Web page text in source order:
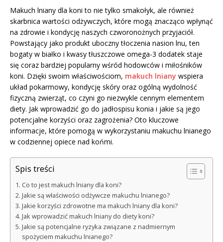
Makuch lniany dla koni to nie tylko smakołyk, ale również
skarbnica wartości odżywczych, które mogą znacząco wpłynąć
na zdrowie i kondycję naszych czworonożnych przyjaciół.
Powstający jako produkt uboczny tłoczenia nasion lnu, ten
bogaty w białko i kwasy tłuszczowe omega-3 dodatek staje
się coraz bardziej popularny wśród hodowców i miłośników
koni. Dzięki swoim właściwościom, makuch lniany wspiera
układ pokarmowy, kondycję skóry oraz ogólną wydolność
fizyczną zwierząt, co czyni go niezwykle cennym elementem
diety. Jak wprowadzić go do jadłospisu konia i jakie są jego
potencjalne korzyści oraz zagrożenia? Oto kluczowe
informacje, które pomogą w wykorzystaniu makuchu lnianego
w codziennej opiece nad końmi.
Spis treści
Co to jest makuch lniany dla koni?
Jakie są właściwości odżywcze makuchu lnianego?
Jakie korzyści zdrowotne ma makuch lniany dla koni?
Jak wprowadzić makuch lniany do diety koni?
Jakie są potencjalne ryzyka związane z nadmiernym
spożyciem makuchu lnianego?